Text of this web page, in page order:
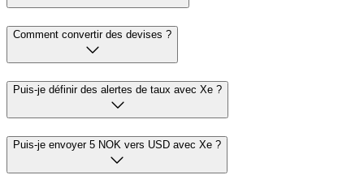
Comment convertir des devises ?
Puis-je définir des alertes de taux avec Xe ?
Puis-je envoyer 5 NOK vers USD avec Xe ?